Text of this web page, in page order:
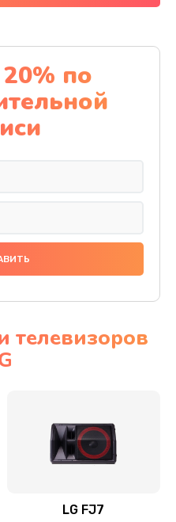
(экрана)
привода
клавиш, индикаторов,
по
телевизоров
LG FJ7